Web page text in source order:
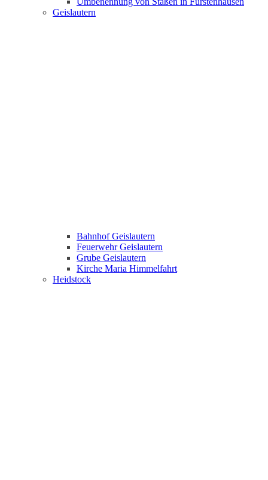
Geislautern
Bahnhof Geislautern
Feuerwehr Geislautern
Grube Geislautern
Kirche Maria Himmelfahrt
Heidstock